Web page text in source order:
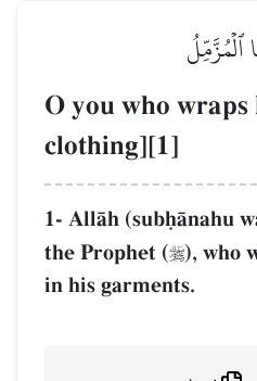
ٱلۡمُزَّمِّلُ
O you who
clothing][1]
1- AllŒh (subúŒnahu
the Prophet (), who
in his garments.